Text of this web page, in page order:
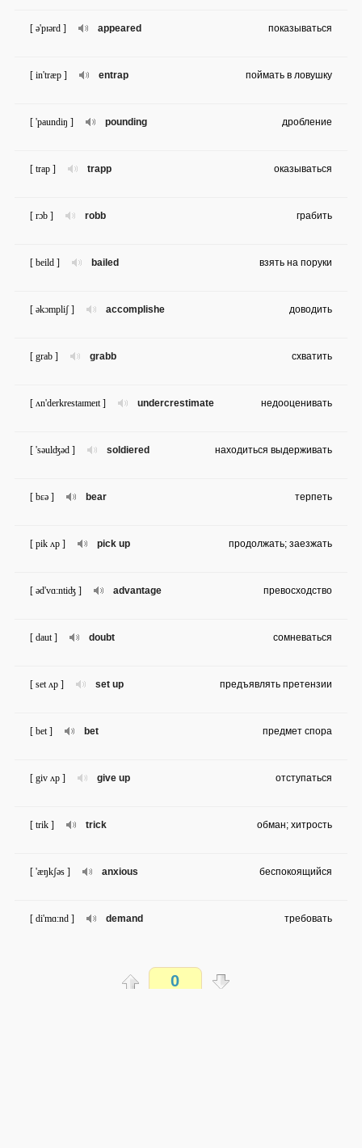
appeared
[ ə'pɪərd ] показываться
entrap
[ in'træp ] поймать в ловушку
pounding
[ 'paundiŋ ] дробление
trapp
[ trap ] оказываться
robb
[ rɔb ] грабить
bailed
[ beild ] взять на поруки
accomplishe
[ əkɔmpliʃ ] доводить
grabb
[ grab ] схватить
undercrestimate
[ ʌn'derkrestaɪmeɪt ] недооценивать
soldiered
[ 'səulʤəd ] находиться выдерживать
bear
[ bɛə ] терпеть
pick up
[ pik ʌp ] продолжать; заезжать
advantage
[ əd'vɑ:ntiʤ ] превосходство
doubt
[ daut ] сомневаться
set up
[ set ʌp ] предъявлять претензии
bet
[ bet ] предмет спора
give up
[ giv ʌp ] отступаться
trick
[ trik ] обман; хитрость
anxious
[ 'æŋkʃəs ] беспокоящийся
demand
[ di'mɑ:nd ] требовать
0